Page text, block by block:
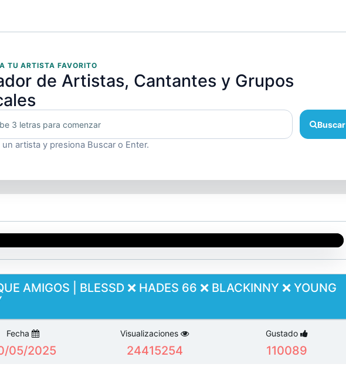
TU ARTISTA FAVORITO
de Artistas, Cantantes y Grupos
Buscar
un artista y presiona Buscar o Enter.
AMIGOS | BLESSD ❌ HADES 66 ❌ BLACKINNY ❌ YOUNG
Fecha
05/2025
Visualizaciones
24415254
Gustado
110089